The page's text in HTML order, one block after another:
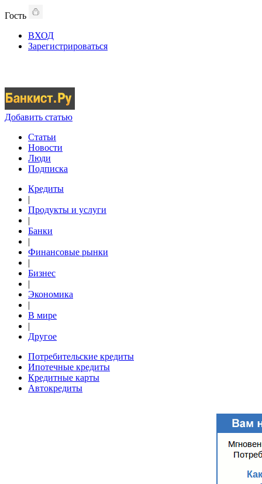
Гость
ВХОД
Зарегистрироваться
Добавить статью
Статьи
Новости
Люди
Подписка
Кредиты
|
Продукты и услуги
|
Банки
|
Финансовые рынки
|
Бизнес
|
Экономика
|
В мире
|
Другое
Потребительские кредиты
Ипотечные кредиты
Кредитные карты
Автокредиты